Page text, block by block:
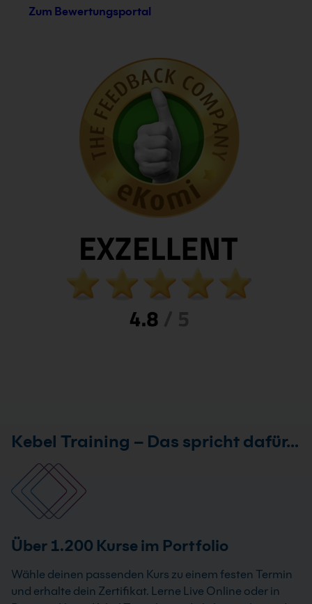
Zum Bewertungsportal
Kebel Training – Das spricht dafür…
Über 1.200 Kurse im Portfolio
Wähle deinen passenden Kurs zu einem festen Termin
und erhalte dein Zertifikat. Lerne Live Online oder in